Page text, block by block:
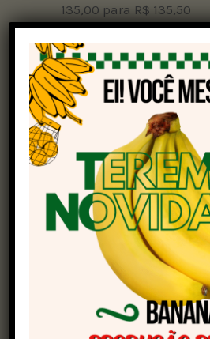
135,00 para R$ 135,50
Cascavel (PR):
para R$ 131,00
Porto de Paranaguá
133,00 para R$ 134,00
Rondonópolis (MT):
115,00 para R$ 116,50
Dourados (MS):
para R$ 121,00
Rio Verde (GO):
para R$ 116,00
Os contratos futuros da soja